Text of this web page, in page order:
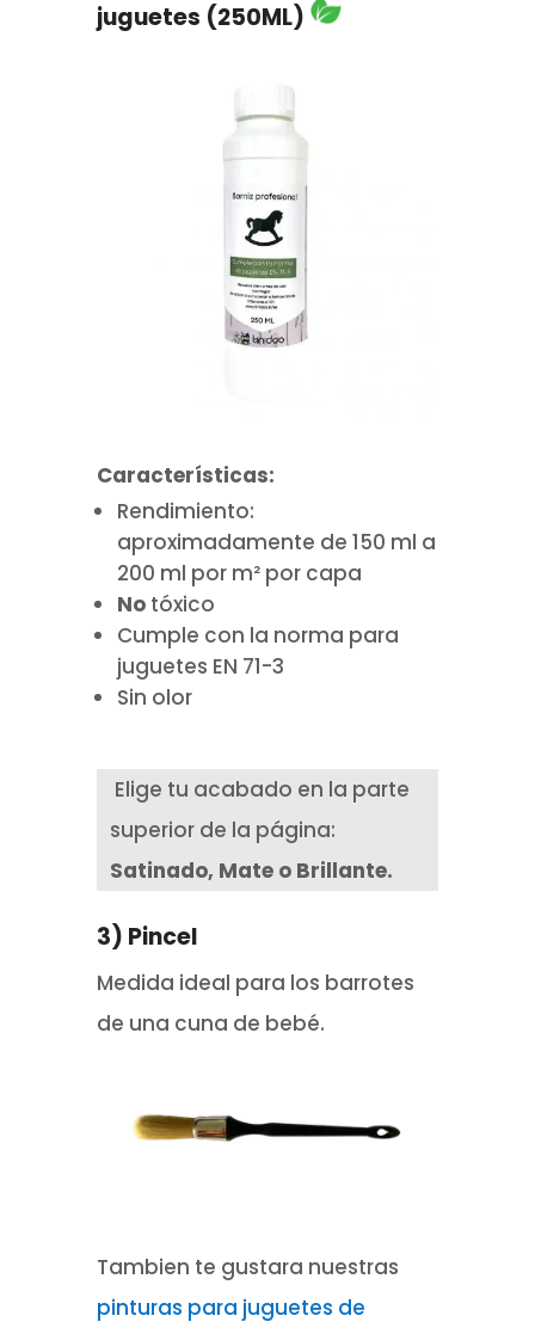
juguetes (250ML)
Características:
Rendimiento:
aproximadamente de 150 ml a
200 ml por m² por capa
Notóxico
Cumple con la norma para
juguetes EN 71-3
Sin olor
Elige tu acabado en la parte
superior de la página:
Satinado, Mate o Brillante.
3) Pincel
Medida ideal para los barrotes
de una cuna de bebé.
Tambien te gustara nuestras
pinturas para juguetes de